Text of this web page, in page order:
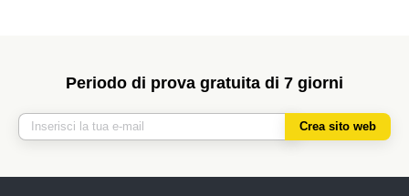
Periodo di prova gratuita di 7 giorni
Crea sito web